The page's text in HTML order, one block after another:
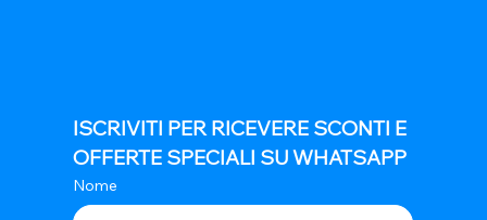
ISCRIVITI PER RICEVERE SCONTI E
OFFERTE SPECIALI SU WHATSAPP
Nome